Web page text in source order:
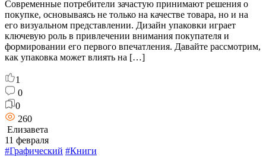
Современные потребители зачастую принимают решения о
покупке, основываясь не только на качестве товара, но и на
его визуальном представлении. Дизайн упаковки играет
ключевую роль в привлечении внимания покупателя и
формировании его первого впечатления. Давайте рассмотрим,
как упаковка может влиять на […]
1
0
0
260
Елизавета
11 февраля
#Графический #Книги